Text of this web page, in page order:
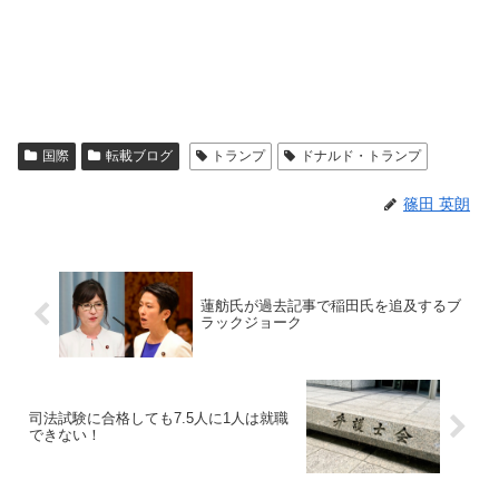
国際 転載ブログ トランプ ドナルド・トランプ
篠田 英朗
蓮舫氏が過去記事で稲田氏を追及するブ
ラックジョーク
司法試験に合格しても7.5人に1人は就職
できない！